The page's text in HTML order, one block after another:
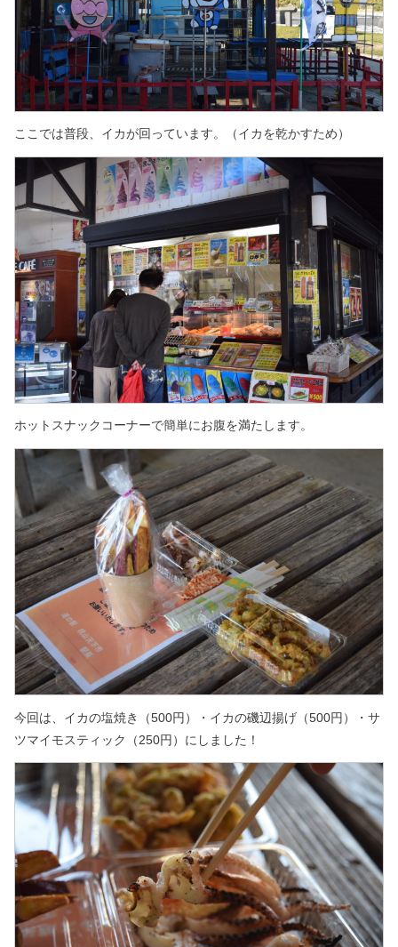
ここでは普段、イカが回っています。（イカを乾かすため）
ホットスナックコーナーで簡単にお腹を満たします。
今回は、イカの塩焼き（500円）・イカの磯辺揚げ（500円）・ サ
ツマイモスティック（250円）にしました！